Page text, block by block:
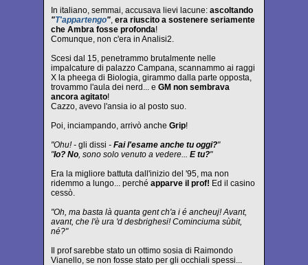
In italiano, semmai, accusava lievi lacune: ascoltando
"T'appartengo", era riuscito a sostenere seriamente
che Ambra fosse profonda!
Comunque, non c'era in Analisi2.
Scesi dal 15, penetrammo brutalmente nelle
impalcature di palazzo Campana, scannammo ai raggi
X la pheega di Biologia, girammo dalla parte opposta,
trovammo l'aula dei nerd... e GM non sembrava
ancora agitato!
Cazzo, avevo l'ansia io al posto suo.
Poi, inciampando, arrivò anche Grip!
"Ohu! - gli dissi - Fai l'esame anche tu oggi?"
"Io? No, sono solo venuto a vedere... E tu?"
Era la migliore battuta dall'inizio del '95, ma non
ridemmo a lungo... perché apparve il prof! Ed il casino
cessò.
"Oh, ma basta là quanta gent ch'a i é ancheuj! Avant,
avant, che l'è ura 'd desbrighesi! Cominciuma sùbit,
né?"
Il prof sarebbe stato un ottimo sosia di Raimondo
Vianello, se non fosse stato per gli occhiali spessi...